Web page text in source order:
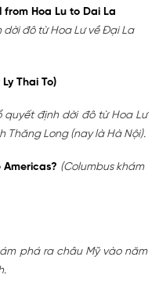
Hoa Lu to Dai La
dời đô từ Hoa Lư về Đại La
Thai To)
quyết định dời đô từ Hoa Lư
Thăng Long (nay là Hà Nội).
(Columbus khám
phá ra châu Mỹ vào năm